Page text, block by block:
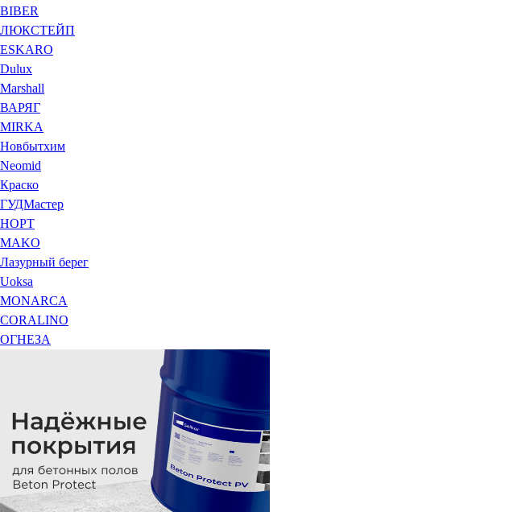
BIBER
ЛЮКСТЕЙП
ESKARO
Dulux
Marshall
ВАРЯГ
MIRKA
Новбытхим
Neomid
Краско
ГУДМастер
НОРТ
MAKO
Лазурный берег
Uoksa
MONARCA
CORALINO
ОГНЕЗА